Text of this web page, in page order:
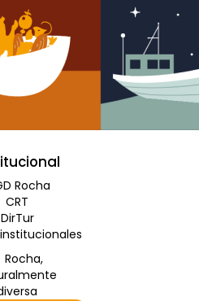
Rocha
CRT
DirTur